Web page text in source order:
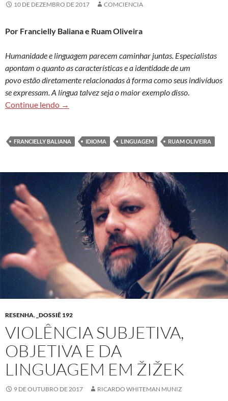
10 DE DEZEMBRO DE 2017 COMCIENCIA
Por Francielly Baliana e Ruam Oliveira
Humanidade e linguagem parecem caminhar juntas. Especialistas
apontam o quanto as características e a identidade de um
povo estão diretamente relacionadas à forma como seus indivíduos
se expressam. A língua talvez seja o maior exemplo disso.
Continue lendo No princípio era o verbo: linguagem, língua e
→
FRANCIELLY BALIANA IDIOMA LINGUAGEM RUAM OLIVEIRA
RESENHA, _DOSSIÊ 192
VIOLÊNCIA SUBJETIVA,
OBJETIVA E DA
LINGUAGEM EM ŽIŽEK
9 DE OUTUBRO DE 2017 RICARDO WHITEMAN MUNIZ